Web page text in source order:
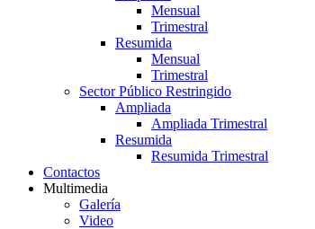
Mensual
Trimestral
Resumida
Mensual
Trimestral
Sector Público Restringido
Ampliada
Ampliada Trimestral
Resumida
Resumida Trimestral
Contactos
Multimedia
Galería
Video